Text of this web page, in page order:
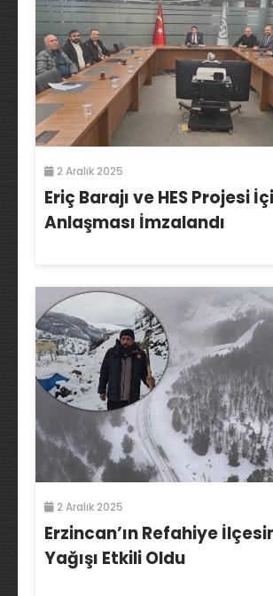
2 Aralık 2025
Eriç Barajı ve HES Projesi
Anlaşması İmzalandı
2 Aralık 2025
Erzincan’ın Refahiye
Yağışı Etkili Oldu